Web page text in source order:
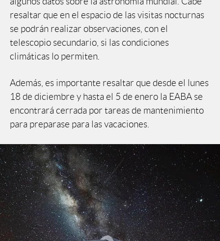
resaltar que en el espacio de las visitas nocturnas
se podrán realizar observaciones, con el
telescopio secundario, si las condiciones
climáticas lo permiten.
Además, es importante resaltar que desde el lunes
18 de diciembre y hasta el 5 de enero la EABA se
encontrará cerrada por tareas de mantenimiento
para preparase para las vacaciones.